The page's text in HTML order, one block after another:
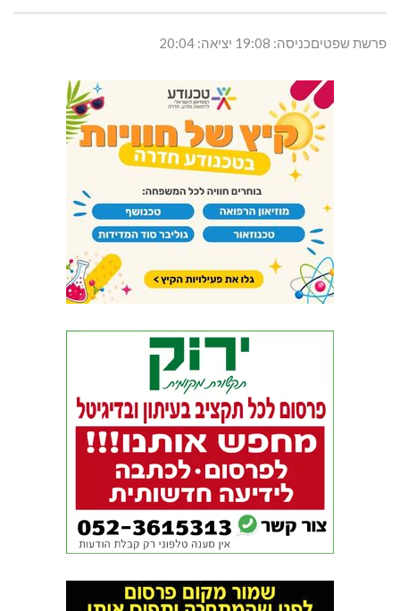
פרשת שפטיםכניסה: 19:08 יציאה: 20:04